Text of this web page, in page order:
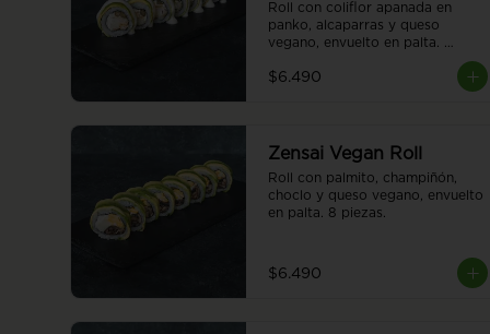
Roll con coliflor apanada en
panko, alcaparras y queso
vegano, envuelto en palta.
Cubierto con salsa acevichada
vegana. 8 piezas.
$6.490
Zensai Vegan Roll
Roll con palmito, champiñón,
choclo y queso vegano, envuelto
en palta. 8 piezas.
$6.490